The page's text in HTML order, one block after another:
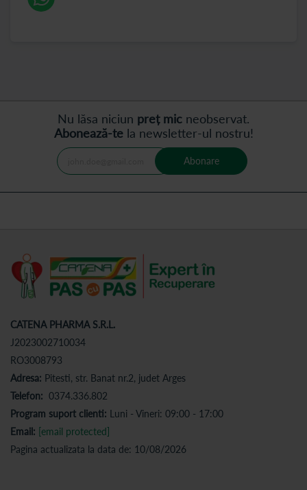
Nu lăsa niciun preț mic neobservat.
Abonează-tela newsletter-ul nostru!
Abonare
CATENA PHARMA S.R.L.
J2023002710034
RO3008793
Adresa: Pitesti, str. Banat nr.2, judet Arges
Telefon: 0374.336.802
Program suport clienti: Luni - Vineri: 09:00 - 17:00
Email: [email protected]
Pagina actualizata la data de: 10/08/2026